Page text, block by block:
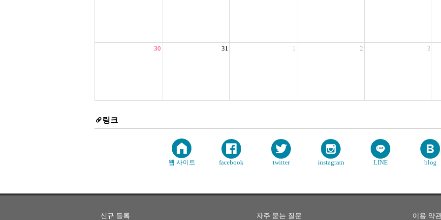
30 31 1 2 3
링크
웹 사이트 facebook twitter instagram LINE blog
신규 등록 자주 묻는 질문 이용 약